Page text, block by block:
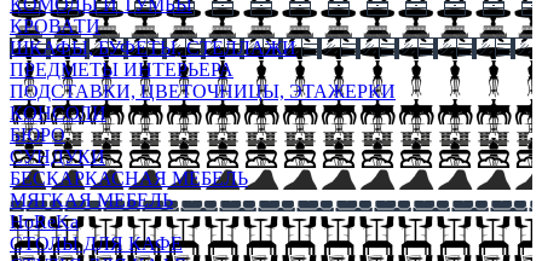
КОМОДЫ И ТУМБЫ
КРОВАТИ
ШКАФЫ, БУФЕТЫ, СТЕЛЛАЖИ
ПРЕДМЕТЫ ИНТЕРЬЕРА
ПОДСТАВКИ, ЦВЕТОЧНИЦЫ, ЭТАЖЕРКИ
КОНСОЛИ
БЮРО
СУНДУКИ
БЕСКАРКАСНАЯ МЕБЕЛЬ
МЯГКАЯ МЕБЕЛЬ
HoReKa
СТОЛЫ ДЛЯ КАФЕ